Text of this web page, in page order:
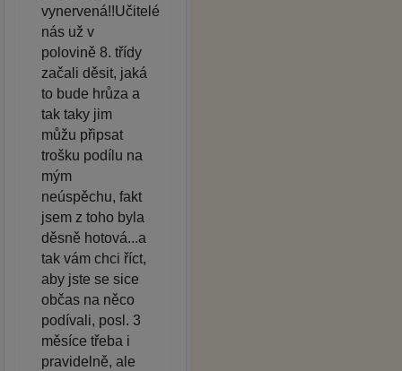
vynervená!!Učitelé
nás už v
polovině 8. třídy
začali děsit, jaká
to bude hrůza a
tak taky jim
můžu připsat
trošku podílu na
mým
neúspěchu, fakt
jsem z toho byla
děsně hotová...a
tak vám chci říct,
aby jste se sice
občas na něco
podívali, posl. 3
měsíce třeba i
pravidelně, ale